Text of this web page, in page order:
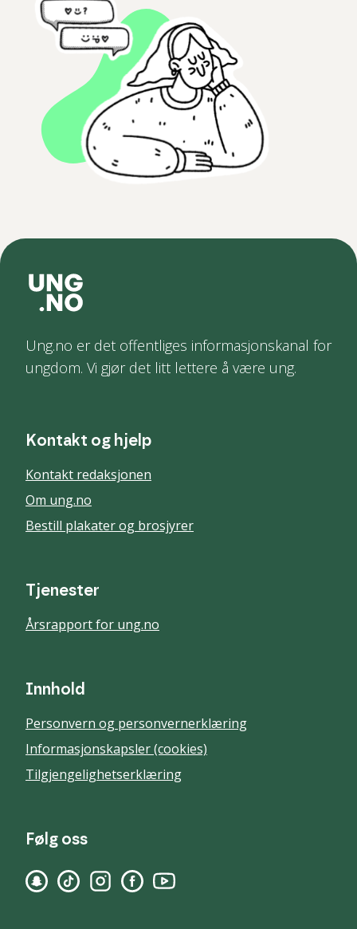
Ung.no er det offentliges informasjonskanal for
ungdom. Vi gjør det litt lettere å være ung.
Kontakt og hjelp
Kontakt redaksjonen
Om ung.no
Bestill plakater og brosjyrer
Tjenester
Årsrapport for ung.no
Innhold
Personvern og personvernerklæring
Informasjonskapsler (cookies)
Tilgjengelighetserklæring
Følg oss